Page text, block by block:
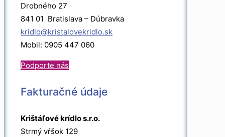
Drobného 27
841 01 Bratislava – Dúbravka
kridlo@kristalovekridlo.sk
Mobil: 0905 447 060
Podporte nás
Fakturačné údaje
Krištáľové krídlo s.r.o.
Strmý vŕšok 129